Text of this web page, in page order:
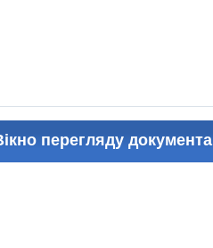
перегляду документа